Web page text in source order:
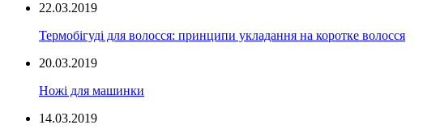
22.03.2019
Термобігуді для волосся: принципи укладання на коротке волосся
20.03.2019
Ножі для машинки
14.03.2019